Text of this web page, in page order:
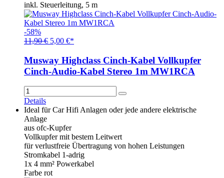
inkl. Steuerleitung, 5 m
-58%
11,90 € 5,00 €*
Musway Highclass Cinch-Kabel Vollkupfer
Cinch-Audio-Kabel Stereo 1m MW1RCA
Details
Ideal für Car Hifi Anlagen oder jede andere elektrische
Anlage
aus ofc-Kupfer
Vollkupfer mit bestem Leitwert
für verlustfreie Übertragung von hohen Leistungen
Stromkabel 1-adrig
1x 4 mm² Powerkabel
Farbe rot